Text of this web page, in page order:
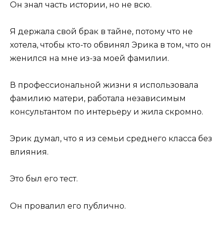
Он знал часть истории, но не всю.
Я держала свой брак в тайне, потому что не
хотела, чтобы кто-то обвинял Эрика в том, что он
женился на мне из-за моей фамилии.
В профессиональной жизни я использовала
фамилию матери, работала независимым
консультантом по интерьеру и жила скромно.
Эрик думал, что я из семьи среднего класса без
влияния.
Это был его тест.
Он провалил его публично.